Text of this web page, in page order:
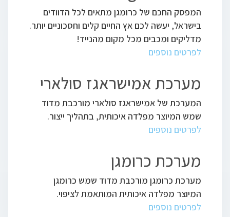
המפסק החכם של כרומגן מתאים לכל הדוודים
בישראל, יעשה לכם אץ החיים קלים וחסכוניים יותר.
מדליקים ומכבים מכל מקום מהנייד!
לפרטים נוספים
מערכת אמישראגז סולארי
המערכת של אמישראגז סולארי מורכבת מדוד
שמש המיוצר מפלדה איכותית, בתהליך ייצור.
לפרטים נוספים
מערכת כרומגן
מערכת כרומגן מורכבת מדוד שמש כרומגן
המיוצר מפלדה איכותית המותאמת לציפוי.
לפרטים נוספים